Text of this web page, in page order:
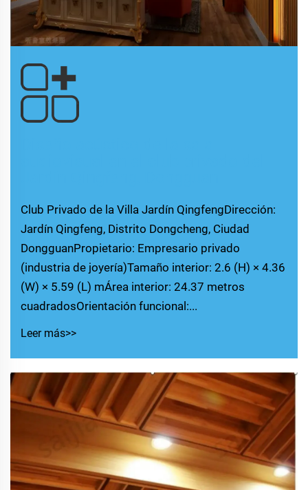
Club Privado de la Villa Jardín QingfengDirección:
Jardín Qingfeng, Distrito Dongcheng, Ciudad
DongguanPropietario: Empresario privado
(industria de joyería)Tamaño interior: 2.6 (H) × 4.36
(W) × 5.59 (L) mÁrea interior: 24.37 metros
cuadradosOrientación funcional:...
Leer más>>